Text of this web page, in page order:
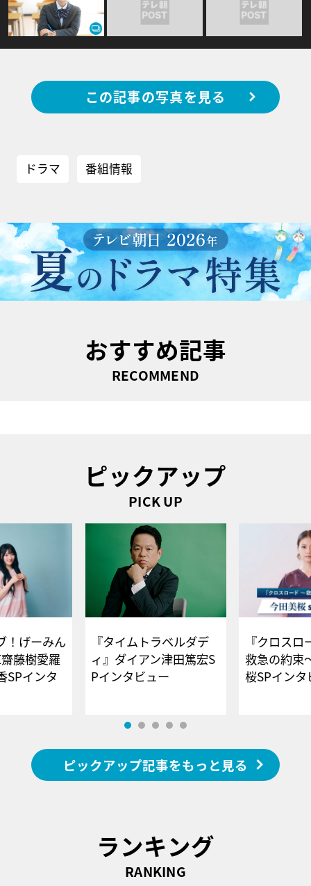
この記事の写真を見る
ドラマ 番組情報
おすすめ記事
RECOMMEND
ピックアップ
PICK UP
！げーみん
藤樹愛羅
SPインタ
『タイムトラベルダデ
ィ』ダイアン津田篤宏S
Pインタビュー
『クロス
救急の約束
桜SPイ
ピックアップ記事をもっと見る
ランキング
RANKING